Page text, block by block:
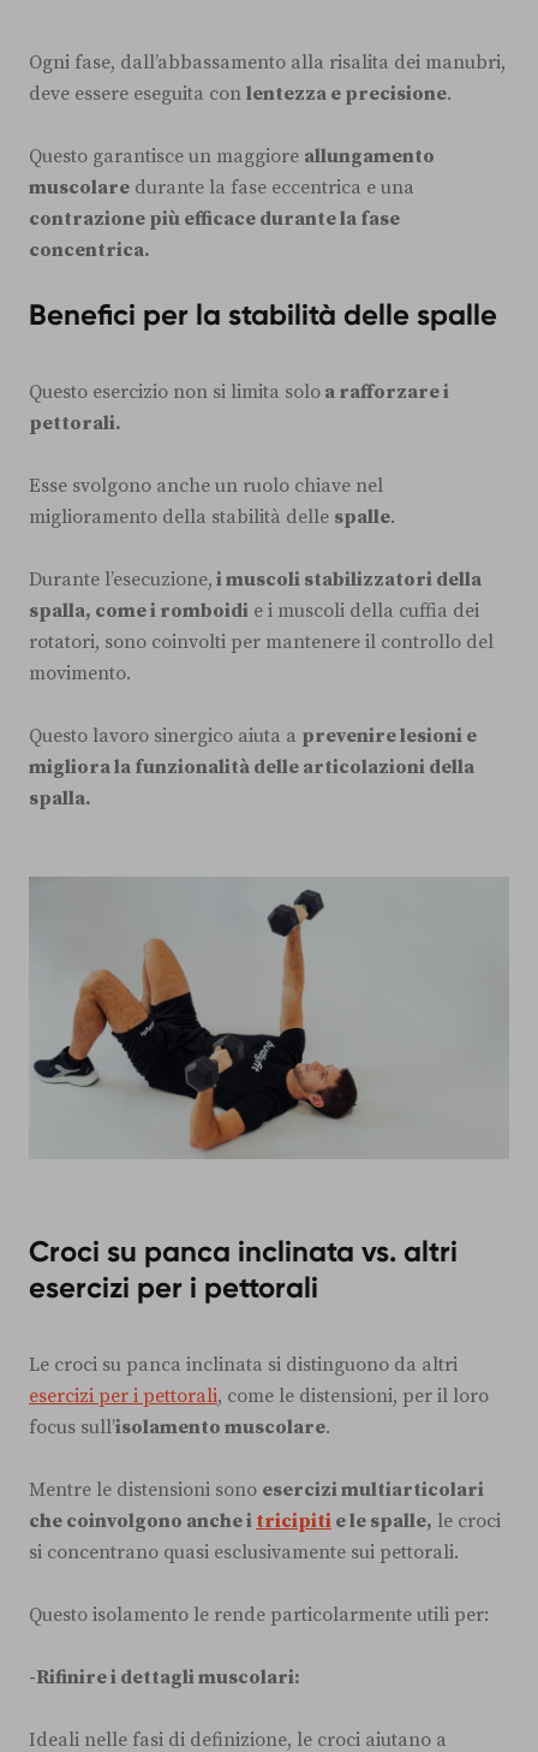
Ogni fase, dall’abbassamento alla risalita dei manubri,
deve essere eseguita con lentezza e precisione.
Questo garantisce un maggiore allungamento
muscolare durante la fase eccentrica e una
contrazione più efficace durante la fase
concentrica.
Benefici per la stabilità delle spalle
Questo esercizio non si limita solo a rafforzare i
pettorali.
Esse svolgono anche un ruolo chiave nel
miglioramento della stabilità delle spalle.
Durante l’esecuzione, i muscoli stabilizzatori della
spalla, come i romboidi e i muscoli della cuffia dei
rotatori, sono coinvolti per mantenere il controllo del
movimento.
Questo lavoro sinergico aiuta a prevenire lesioni e
migliora la funzionalità delle articolazioni della
spalla.
Croci su panca inclinata vs. altri
esercizi per i pettorali
Le croci su panca inclinata si distinguono da altri
esercizi per i pettorali, come le distensioni, per il loro
focus sull’isolamento muscolare.
Mentre le distensioni sono esercizi multiarticolari
che coinvolgono anche i tricipiti e le spalle, le croci
si concentrano quasi esclusivamente sui pettorali.
Questo isolamento le rende particolarmente utili per:
-Rifinire i dettagli muscolari:
Ideali nelle fasi di definizione, le croci aiutano a